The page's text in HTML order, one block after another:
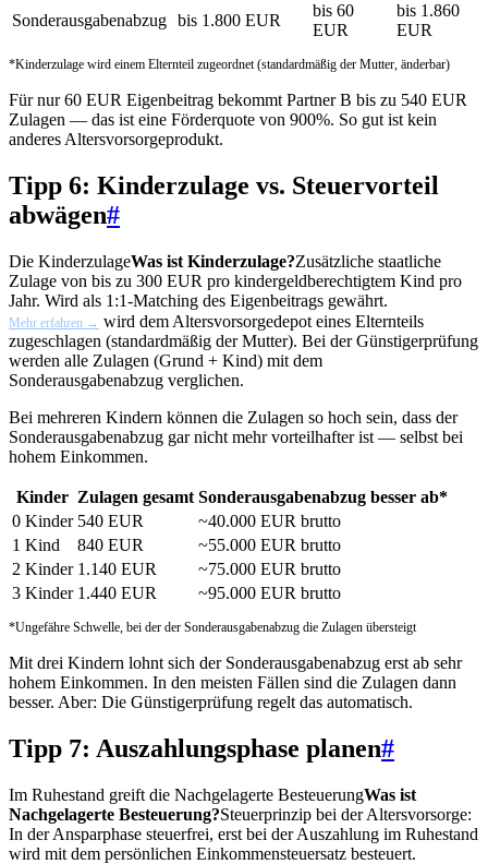
Sonderausgabenabzug bis 1.800 EUR
bis 60
EUR
bis 1.860
EUR
*Kinderzulage wird einem Elternteil zugeordnet (standardmäßig der Mutter, änderbar)
Für nur 60 EUR Eigenbeitrag bekommt Partner B bis zu 540 EUR
Zulagen — das ist eine Förderquote von 900%. So gut ist kein
anderes Altersvorsorgeprodukt.
Tipp 6: Kinderzulage vs. Steuervorteil
abwägen#
Die KinderzulageWas ist Kinderzulage?Zusätzliche staatliche
Zulage von bis zu 300 EUR pro kindergeldberechtigtem Kind pro
Jahr. Wird als 1:1-Matching des Eigenbeitrags gewährt.
Mehr erfahren → wird dem Altersvorsorgedepot eines Elternteils
zugeschlagen (standardmäßig der Mutter). Bei der Günstigerprüfung
werden alle Zulagen (Grund + Kind) mit dem
Sonderausgabenabzug verglichen.
Bei mehreren Kindern können die Zulagen so hoch sein, dass der
Sonderausgabenabzug gar nicht mehr vorteilhafter ist — selbst bei
hohem Einkommen.
Kinder Zulagen gesamt Sonderausgabenabzug besser ab*
0 Kinder 540 EUR
~40.000 EUR brutto
1 Kind
840 EUR
~55.000 EUR brutto
2 Kinder 1.140 EUR
~75.000 EUR brutto
3 Kinder 1.440 EUR ~95.000 EUR brutto
*Ungefähre Schwelle, bei der der Sonderausgabenabzug die Zulagen übersteigt
Mit drei Kindern lohnt sich der Sonderausgabenabzug erst ab sehr
hohem Einkommen. In den meisten Fällen sind die Zulagen dann
besser. Aber: Die Günstigerprüfung regelt das automatisch.
Tipp 7: Auszahlungsphase planen#
Im Ruhestand greift die Nachgelagerte BesteuerungWas ist
Nachgelagerte Besteuerung?Steuerprinzip bei der Altersvorsorge:
In der Ansparphase steuerfrei, erst bei der Auszahlung im Ruhestand
wird mit dem persönlichen Einkommensteuersatz besteuert.